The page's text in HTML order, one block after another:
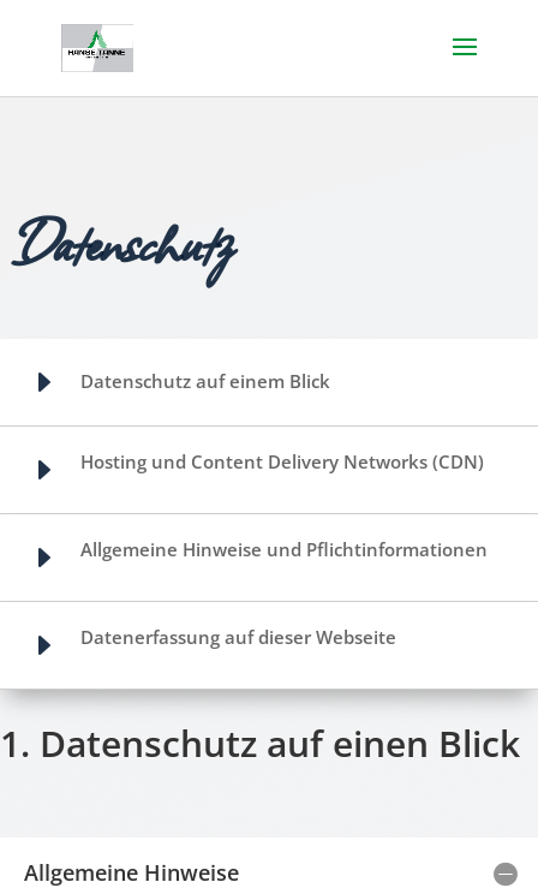
Datenschutz
E Datenschutz auf einem Blick
E Hosting und Content Delivery Networks (CDN)
E Allgemeine Hinweise und Pflichtinformationen
E Datenerfassung auf dieser Webseite
1. Datenschutz auf einen Blick
Allgemeine Hinweise